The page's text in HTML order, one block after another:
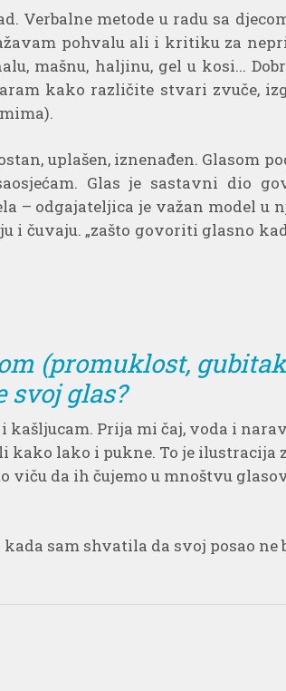
Verbalne metode u radu sa
pohvalu ali i kritiku za
mašnu, haljinu, gel u kosi...
kako različite stvari zvuče,
uplašen, iznenađen. Glasom
Glas je sastavni dio
– odgajateljica je važan model
čuvaju. „zašto govoriti glasno
(promuklost,
svoj glas?
Prija mi čaj, voda i
lako i pukne. To je ilustracija
viču da ih čujemo u mnoštvu
sam shvatila da svoj posao ne